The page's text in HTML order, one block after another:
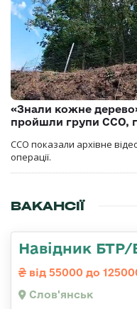
«Знали кожне
пройшли групи ССО,
ССО показали архівне
операції.
ВАКАНСІЇ
Навідник
від 55000 до
Слов'янськ